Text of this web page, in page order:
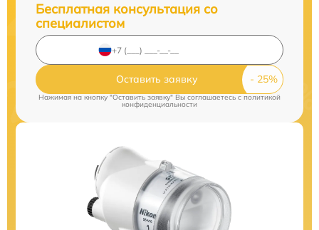
Бесплатная консультация со
специалистом
Оставить заявку
Нажимая на кнопку "Оставить заявку" Вы соглашаетесь cполитикой
конфиденциальности